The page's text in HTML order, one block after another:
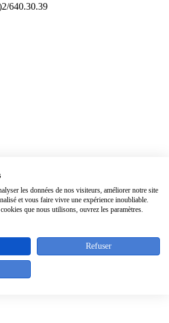
640.30.39
les données de nos visiteurs, améliorer notre site
et vous faire vivre une expérience inoubliable.
que nous utilisons, ouvrez les paramètres.
Refuser